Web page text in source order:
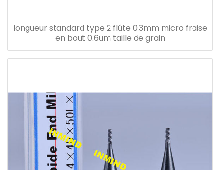
longueur standard type 2 flûte 0.3mm micro fraise
en bout 0.6um taille de grain